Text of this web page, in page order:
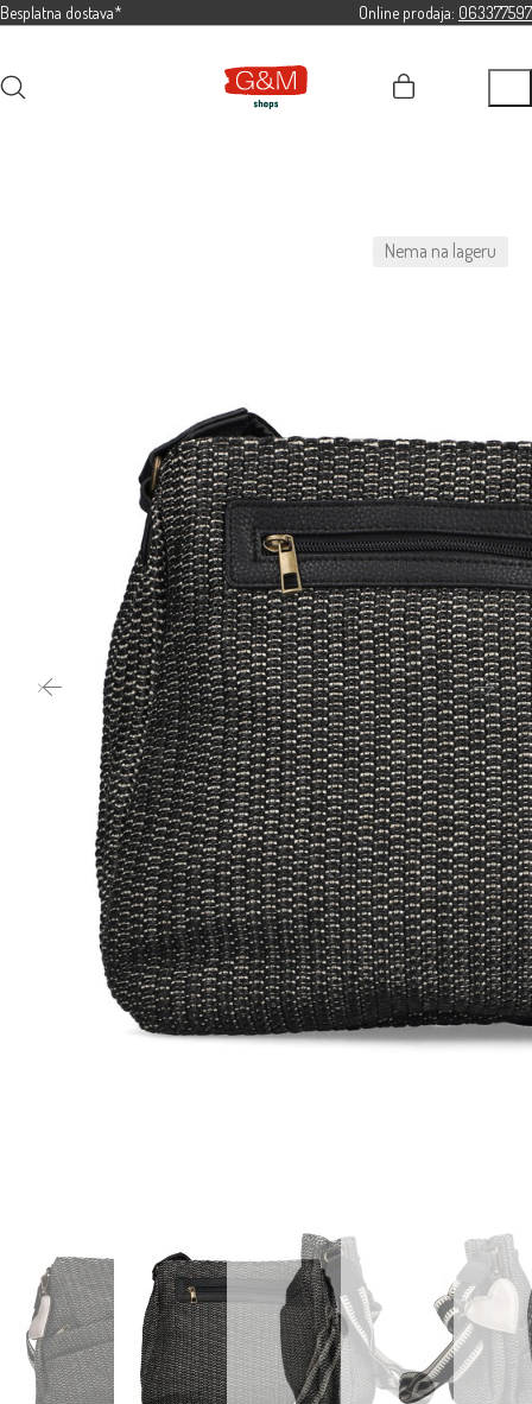
Besplatna dostava* Online prodaja: 063377597
Nema na lageru